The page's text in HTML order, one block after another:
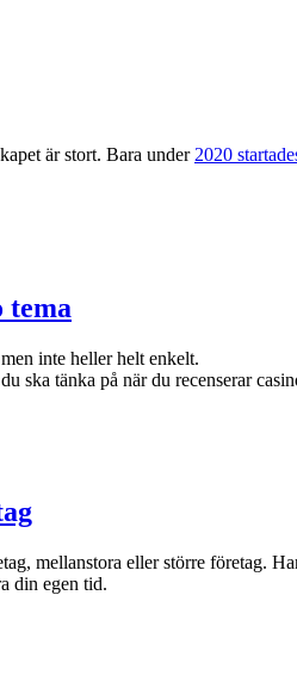
är stort. Bara under2020
tema
inte heller helt enkelt.
ska tänka på när du recenserar
mellanstora eller större företag.
din egen tid.